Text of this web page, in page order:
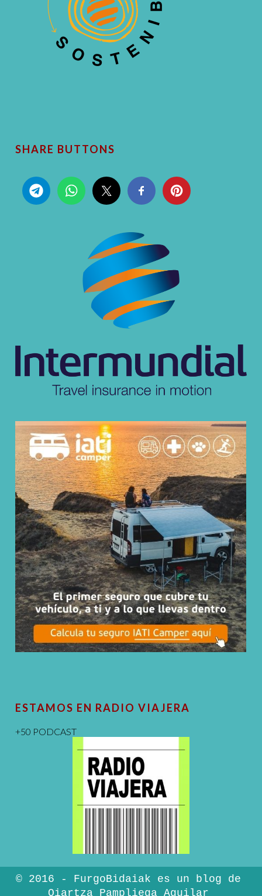
SHARE BUTTONS
ESTAMOS EN RADIO VIAJERA
+50 PODCAST
© 2016 - FurgoBidaiak es un blog de
Oiartza Pampliega Aguilar